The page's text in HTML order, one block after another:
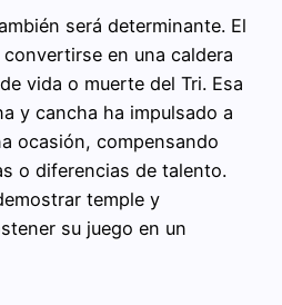
será determinante. El
en una caldera
vida o muerte del Tri. Esa
y cancha ha impulsado a
ocasión, compensando
o diferencias de talento.
temple y
su juego en un